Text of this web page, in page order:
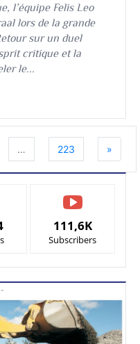
l’équipe Felis Leo
lors de la grande
sur un duel
critique et la
le...
… 223 »
111,6K
Subscribers